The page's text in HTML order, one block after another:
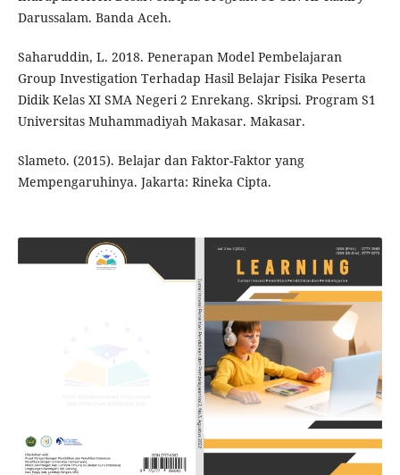
Darussalam. Banda Aceh.
Saharuddin, L. 2018. Penerapan Model Pembelajaran
Group Investigation Terhadap Hasil Belajar Fisika Peserta
Didik Kelas XI SMA Negeri 2 Enrekang. Skripsi. Program S1
Universitas Muhammadiyah Makasar. Makasar.
Slameto. (2015). Belajar dan Faktor-Faktor yang
Mempengaruhinya. Jakarta: Rineka Cipta.